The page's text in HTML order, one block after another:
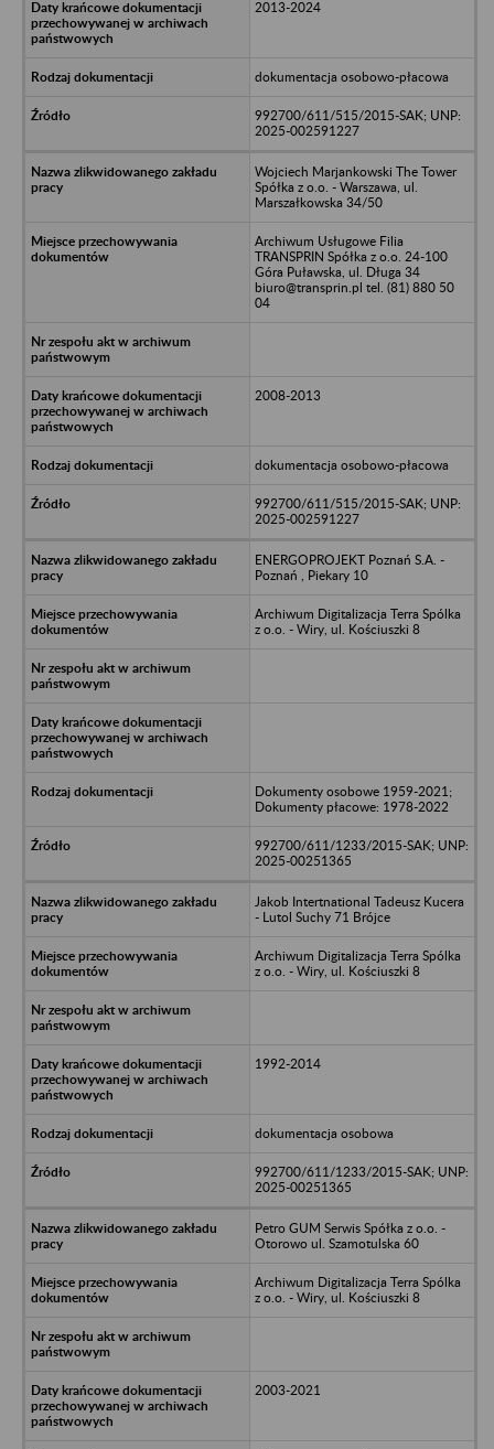
2013-2024
dokumentacja osobowo-płacowa
992700/611/515/2015-SAK; UNP:
2025-002591227
Wojciech Marjankowski The Tower
Spółka z o.o. - Warszawa, ul.
Marszałkowska 34/50
Archiwum Usługowe Filia
TRANSPRIN Spółka z o.o. 24-100
Góra Puławska, ul. Długa 34
biuro@transprin.pl tel. (81) 880 50
04
2008-2013
dokumentacja osobowo-płacowa
992700/611/515/2015-SAK; UNP:
2025-002591227
ENERGOPROJEKT Poznań S.A. -
Poznań , Piekary 10
Archiwum Digitalizacja Terra Spólka
z o.o. - Wiry, ul. Kościuszki 8
Dokumenty osobowe 1959-2021;
Dokumenty płacowe: 1978-2022
992700/611/1233/2015-SAK; UNP:
2025-00251365
Jakob Intertnational Tadeusz Kucera
- Lutol Suchy 71 Brójce
Archiwum Digitalizacja Terra Spólka
z o.o. - Wiry, ul. Kościuszki 8
1992-2014
dokumentacja osobowa
992700/611/1233/2015-SAK; UNP:
2025-00251365
Petro GUM Serwis Spółka z o.o. -
Otorowo ul. Szamotulska 60
Archiwum Digitalizacja Terra Spólka
z o.o. - Wiry, ul. Kościuszki 8
2003-2021